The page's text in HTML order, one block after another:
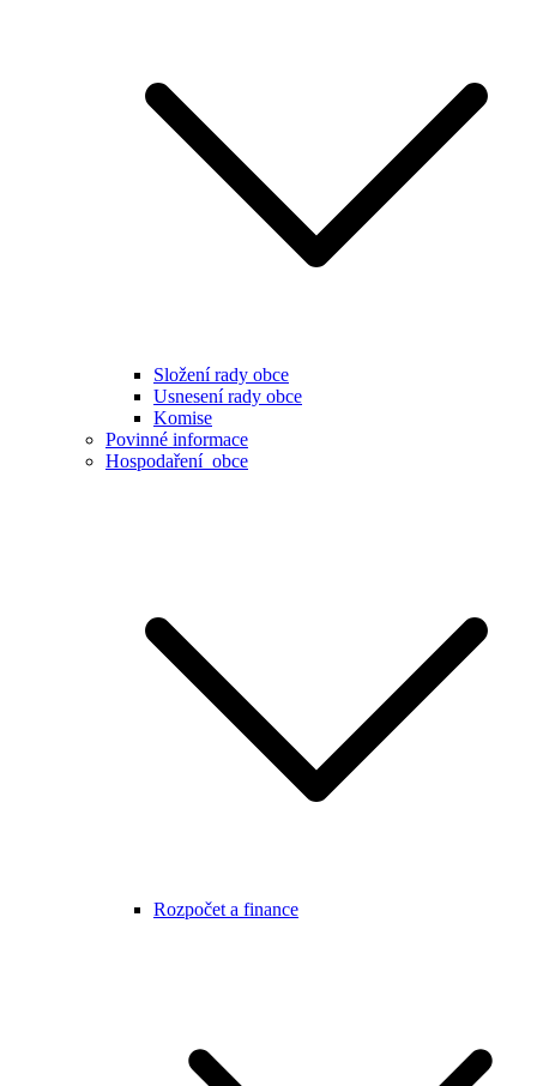
Složení rady obce
Usnesení rady obce
Komise
Povinné informace
Hospodaření obce
Rozpočet a finance